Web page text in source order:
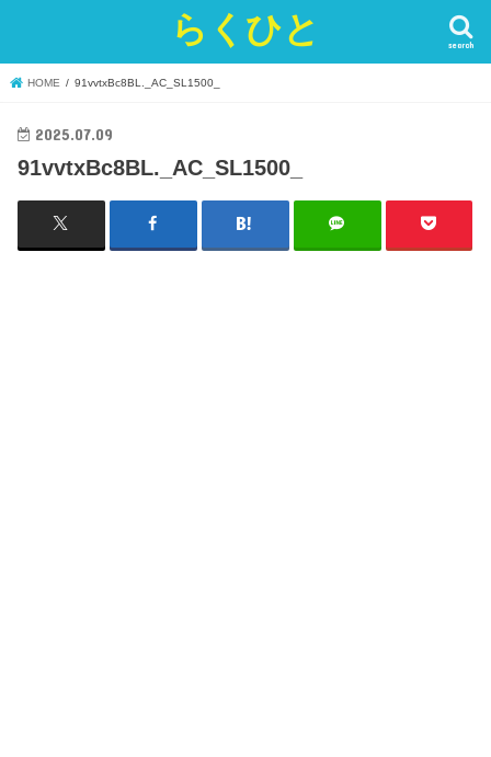
らくひと search
HOME 91vvtxBc8BL._AC_SL1500_
2025.07.09
91vvtxBc8BL._AC_SL1500_